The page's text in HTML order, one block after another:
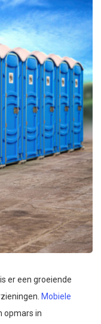
er een groeiende
Mobiele
opmars in